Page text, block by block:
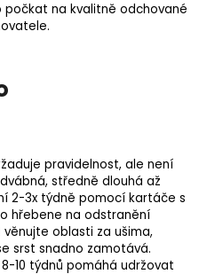
na kvalitně odchované
pravidelnost, ale není
středně dlouhá až
2-3x týdně pomocí kartáče s
hřebene na odstranění
oblasti za ušima,
srst snadno zamotává.
10 týdnů pomáhá udržovat